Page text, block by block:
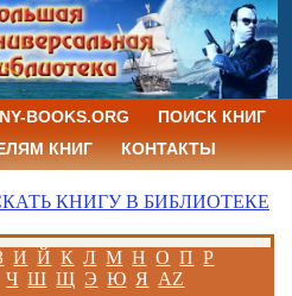
BOOKS.ORG
ПОИСК КНИГ
КНИГ
КОНТАКТЫ
КНИГУ В БИБЛИОТЕКЕ
И Й К Л М Н О П Р
Ч Ш Щ Э Ю Я AZ